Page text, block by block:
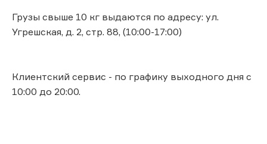
Грузы свыше 10 кг выдаются по адресу: ул.
Угрешcкая, д. 2, стр. 88, (10:00-17:00)
Клиентский сервис - по графику выходного дня с
10:00 до 20:00.